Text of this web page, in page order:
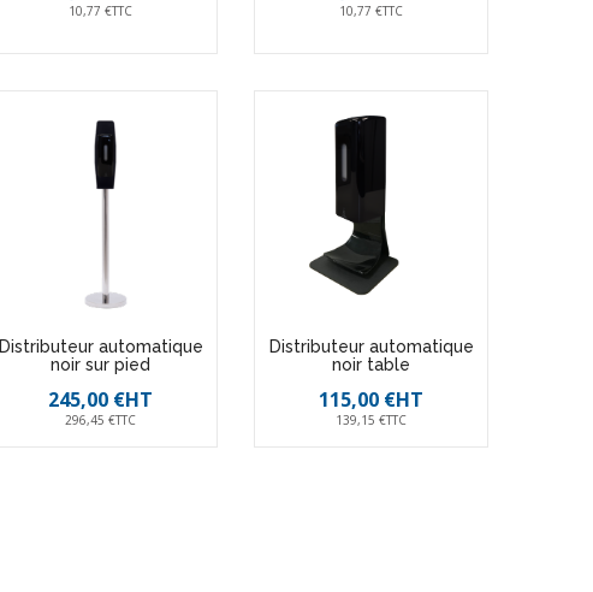
10,77 €TTC 10,77 €TTC
Distributeur automatique
noir sur pied
245,00 €HT
296,45 €TTC
Distributeur automatique
noir table
115,00 €HT
139,15 €TTC